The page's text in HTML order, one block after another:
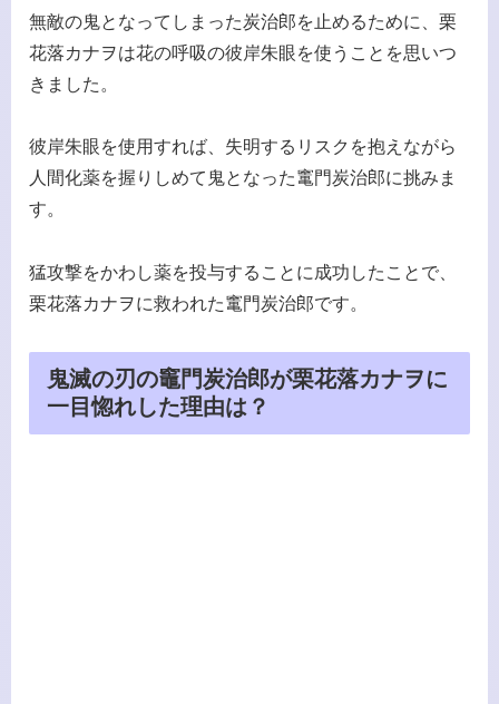
無敵の鬼となってしまった炭治郎を止めるために、栗
花落カナヲは花の呼吸の彼岸朱眼を使うことを思いつ
きました。
彼岸朱眼を使用すれば、失明するリスクを抱えながら
人間化薬を握りしめて鬼となった竃門炭治郎に挑みま
す。
猛攻撃をかわし薬を投与することに成功したことで、
栗花落カナヲに救われた竃門炭治郎です。
鬼滅の刃の竈門炭治郎が栗花落カナヲに
一目惚れした理由は？